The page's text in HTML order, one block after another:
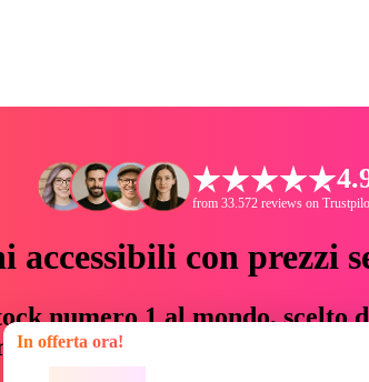
from 33.572 reviews on
accessibili con prezzi
numero 1 al mondo,
creative che fanno
In offerta ora!